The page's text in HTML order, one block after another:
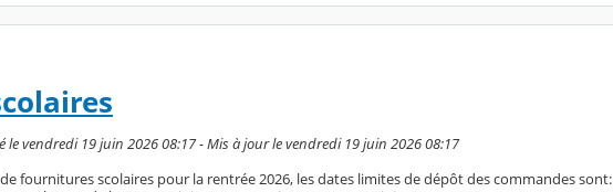
le vendredi 19 juin 2026 08:17 - Mis à jour le vendredi 19 juin 2026 08:17
fournitures scolaires pour la rentrée 2026, les dates limites de dépôt des commandes sont: